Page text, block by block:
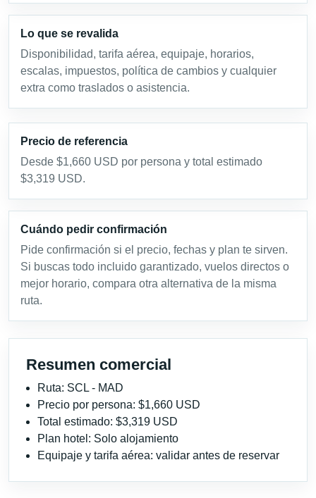
Lo que se revalida
Disponibilidad, tarifa aérea, equipaje, horarios,
escalas, impuestos, política de cambios y cualquier
extra como traslados o asistencia.
Precio de referencia
Desde $1,660 USD por persona y total estimado
$3,319 USD.
Cuándo pedir confirmación
Pide confirmación si el precio, fechas y plan te sirven.
Si buscas todo incluido garantizado, vuelos directos o
mejor horario, compara otra alternativa de la misma
ruta.
Resumen comercial
Ruta: SCL - MAD
Precio por persona: $1,660 USD
Total estimado: $3,319 USD
Plan hotel: Solo alojamiento
Equipaje y tarifa aérea: validar antes de reservar